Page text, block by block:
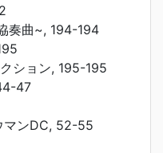
奏曲~, 194-194
ション, 195-195
47
マンDC, 52-55